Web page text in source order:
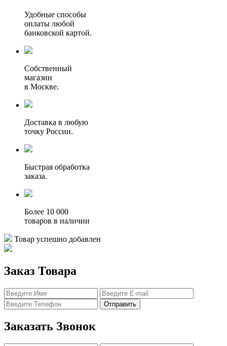
Удобные способы
оплаты любой
банковской картой.
Собственный
магазин
в Москве.
Доставка в любую
точку России.
Быстрая обработка
заказа.
Более 10 000
товаров в наличии
Товар успешно добавлен
Заказ Товара
Отправить
Заказать Звонок